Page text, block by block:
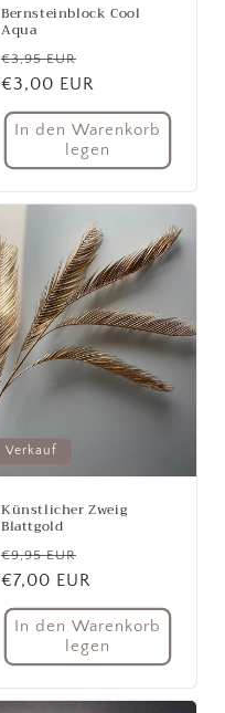
Bernsteinblock Cool
Aqua
Normaler
Preis
€3,95 EUR
€3,00 EUR
In den Warenkorb
legen
Verkauf
Künstlicher Zweig
Blattgold
Normaler
Preis
€9,95 EUR
€7,00 EUR
In den Warenkorb
legen